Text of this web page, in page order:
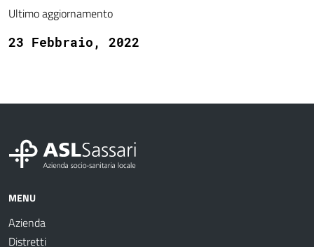
Ultimo aggiornamento
23 Febbraio, 2022
MENU
Azienda
Distretti